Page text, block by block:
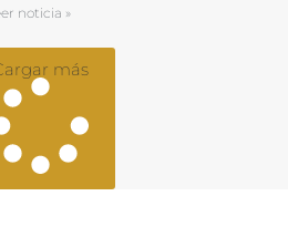
noticia »
más